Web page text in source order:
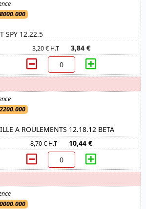
SPY 12.22.5
3,20 € H.T 3,84 €
A ROULEMENTS 12.18.12 BETA
8,70 € H.T 10,44 €